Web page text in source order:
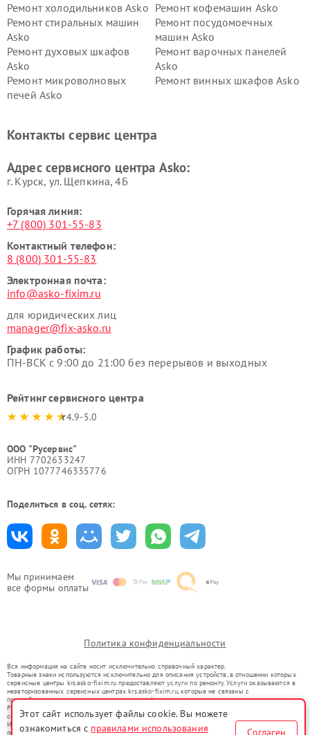
Мы принимаем
все формы оплаты
Ремонт холодильников Asko Ремонт кофемашин Asko
Ремонт стиральных машин
Asko
Ремонт посудомоечных
машин Asko
Ремонт духовых шкафов
Asko
Ремонт варочных панелей
Asko
Ремонт микроволновых
печей Asko
Ремонт винных шкафов Asko
Ремонт подогревателей
Ремонт промышленных
Asko
Контакты сервис центра
Адрес сервисного центра Asko:
г. Курск, ул. Щепкина, 4Б
Горячая линия:
+7 (800) 301-55-83
Контактный телефон:
8 (800) 301-55-83
Электронная почта:
info@asko-fixim.ru
для юридических лиц
manager@fix-asko.ru
График работы:
ПН-ВСК с 9:00 до 21:00 без перерывов и выходных
Рейтинг сервисного центра
4.9-5.0
ООО "Русервис"
ИНН 7702633247
ОГРН 1077746335776
Поделиться в соц. сетях:
Политика конфиденциальности
Вся информация на сайте носит исключительно справочный характер.
Товарные знаки используются исключительно для описания устройств, в отношении которых
сервисные центры krs.asko-fixim.ru предоставляют услуги по ремонту. Услуги оказываются в
неавторизованных сервисных центрах krs.asko-fixim.ru, которые не связаны с
правообладателями товарных знаков или их официальными представителями.
Ремонт осуществляется для устройств, уже введенных в гражданский оборот в соответствии
со статьей 1487 ГК РФ.
Использование товарных знаков не преследует цели индивидуализации услуг или введения
потребителей в заблуждение, а служит для информирования о предоставляемых услугах по
Этот сайт использует файлы cookie. Вы можете
ознакомиться с правилами использования Согласен